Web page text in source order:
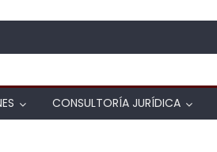
CONSULTORÍA JURÍDICA